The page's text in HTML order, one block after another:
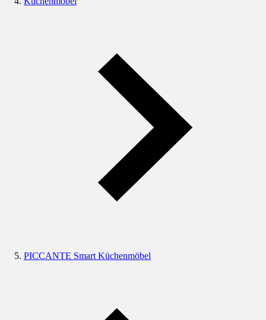
PICCANTE Smart Küchenmöbel